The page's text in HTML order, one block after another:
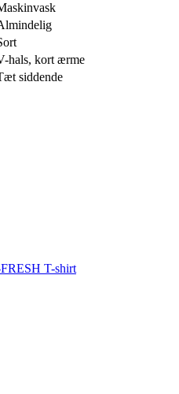
hals, kort ærme
siddende
T-shirt